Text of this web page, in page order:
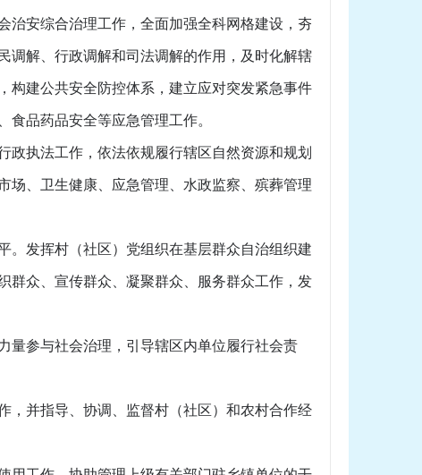
安综合治理工作，全面加强全科网格建设，夯
调解、行政调解和司法调解的作用，及时化解辖
构建公共安全防控体系，建立应对突发紧急事件
品药品安全等应急管理工作。
执法工作，依法依规履行辖区自然资源和规划
场、卫生健康、应急管理、水政监察、殡葬管理
发挥村（社区）党组织在基层群众自治组织建
群众、宣传群众、凝聚群众、服务群众工作，发
参与社会治理，引导辖区内单位履行社会责
并指导、协调、监督村（社区）和农村合作经